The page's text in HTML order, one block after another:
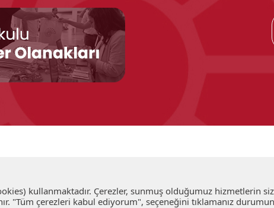
kullanmaktadır. Çerezler, sunmuş olduğumuz hizmetlerin
"Tüm çerezleri kabul ediyorum", seçeneğini tıklamanız